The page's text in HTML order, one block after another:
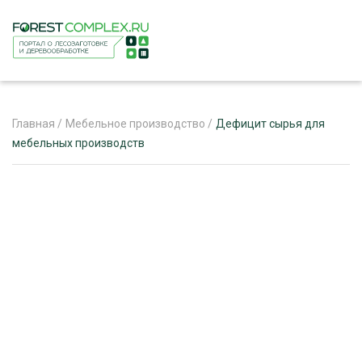
Главная / Мебельное производство / Дефицит сырья для
мебельных производств